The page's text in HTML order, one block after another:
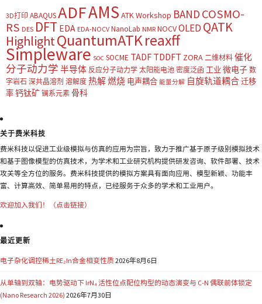
3D打印 ABAQUSADFAMS ATK Workshop BAND COSMO-
RS DES DFT EDA EDA-NOCV NanoLab NMR NOCVOLED QATK
HighlightQuantumATKreaxff
Simpleware SOC SOCME TADF TDDFT ZORA 二维材料 催化
分子动力学 半导体 反应分子动力学 太阳能电池 密度泛函 工业 微电子 数
字岩石 深共晶溶剂 溶解度 热解燃烧 电声耦合 能量分解 自旋轨道耦合迁移
率钙钛矿 镧系元素 骨科
关于费米科技
费米科技以促进工业级模拟与仿真的应用为宗旨，致力于推广基于原子级别模拟技术
和基于图像模型的仿真技术，为学术和工业研究机构提供研发咨询、软件部署、技术
攻关等全方位的服务。费米科技提供的模拟方案具有面向应用、模型新颖、功能丰
富、计算高效、简单易用的特点，已经服务于众多的学术和工业用户。
欢迎加入我们！（点击链接）
最近更新
电子杂化调控稀土RE₂In合金相变性质2026年8月6日
从单轴到双轴：电势驱动下 IrN₄ 活性位点配位构型的动态演变与 C-N 偶联前体锁定
(Nano Research 2026) 2026年7月30日